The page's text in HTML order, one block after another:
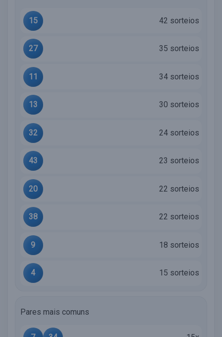
15 42 sorteios
27 35 sorteios
11 34 sorteios
13 30 sorteios
32 24 sorteios
43 23 sorteios
20 22 sorteios
38 22 sorteios
9 18 sorteios
4 15 sorteios
Pares mais comuns